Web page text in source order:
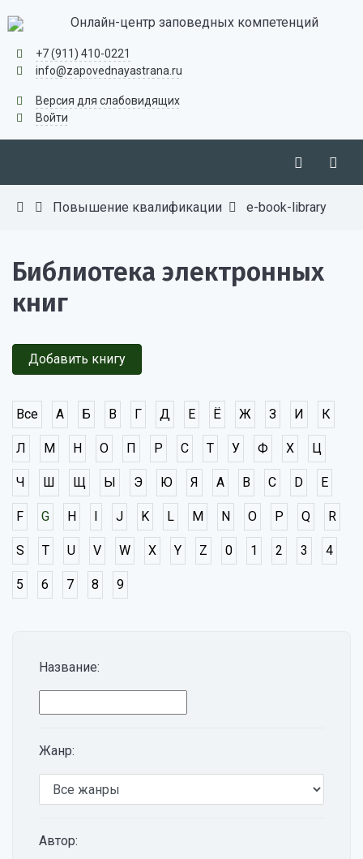
Онлайн-центр заповедных компетенций
+7 (911) 410-0221
info@zapovednayastrana.ru
Версия для слабовидящих
Войти
Повышение квалификации e-book-library
Название:
Жанр:
Автор:
Библиотека электронных
книг
Добавить книгу
Все А Б В Г Д Е Ё Ж З И К
Л М Н О П Р С Т У Ф Х Ц
Ч Ш Щ Ы Э Ю Я A B C D E
F G H I J K L M N O P Q R
S T U V W X Y Z 0 1 2 3 4
5 6 7 8 9